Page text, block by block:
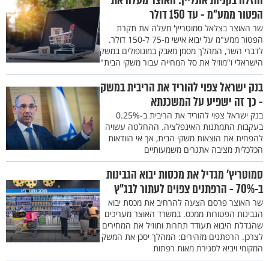
הפטור ממע"מ - עד 150 דולר
שר האוצר בצלאל סמוטריץ' מעלה את תקרת
הפטור ממע"מ על יבוא אישי מ-75 ל-150 דולר.
לדברי השר, המהלך מסמן מאבק במונופולים במשק
הישראלי ו"מוזיל את סל המחייה עבור משקי הבית"
בנק ישראל צפוי להוריד את הריבית במשק
- כך זה ישפיע על המשכנתא
בנק ישראל צפוי להוריד את הריבית ב-0.25%
בעקבות התמתנות האינפלציה. ההחלטה עשויה
להפחית את הוצאות משקי הבית, אך אי הוודאות
הכלכלית מציבה אתגרים משמעותיים
סמוטריץ׳ מגדיל את מכסות יבוא הגבינות
ב-70% - הרפתנים צפוים לעתור לבג״ץ
שר האוצר פרסם הצעה להרחיב את מכסת יבוא
הגבינות הפטורות ממכס. במשרד האוצר מעריכים
שהגדלת היבוא תעודד תחרות ותוזיל את המחירים
לצרכן. הרפתנים מזהירים: המהלך יסכן את המשק
המקומי ויביא לסגירת מאות רפתות